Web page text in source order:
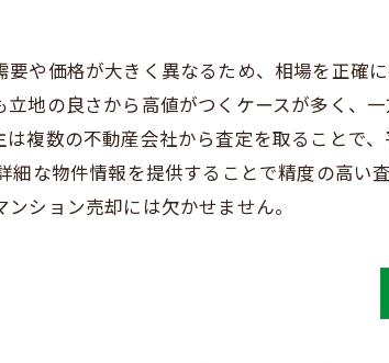
や価格が大きく異なるため、相場を正確
地の良さから高値がつくケースが多く、
複数の不動産会社から査定を取ることで
な物件情報を提供することで精度の高い
ション売却には欠かせません。